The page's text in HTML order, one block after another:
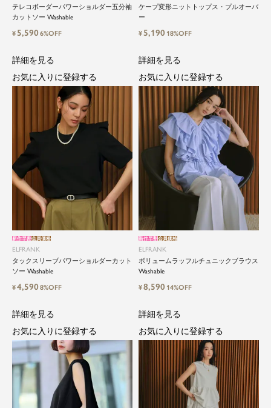
テレコボーダーパワーショルダー五分袖
カットソー Washable
¥5,5906%OFF
ケープ変形ニットトップス・プルオーバ
ー
¥5,190 18%OFF
ELFRANK
タックスリーブパワーショルダーカット
ソー Washable
新作早割会員価格
¥4,5908%OFF
詳細を見る
お気に入りに登録する
ELFRANK
ボリュームラッフルチュニックブラウス
Washable
新作早割会員価格
¥8,590 14%OFF
詳細を見る
お気に入りに登録する
詳細を見る
お気に入りに登録する
詳細を見る
お気に入りに登録する